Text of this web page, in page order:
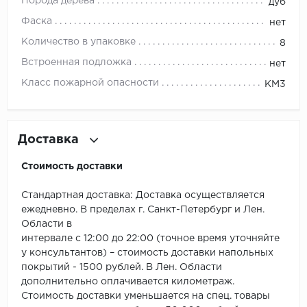
SPC Ideal Flooring
SPC Promo
дуб
Фаска нет
Количество в упаковке 8
Встроенная подложка нет
Класс пожарной опасности КМ3
Доставка
Стоимость доставки
Стандартная доставка: Доставка осуществляется
ежедневно. В пределах г. Санкт-Петербург и Лен.
Области в
интервале с 12:00 до 22:00 (точное время уточняйте
у консультантов) – стоимость доставки напольных
покрытий - 1500 рублей. В Лен. Области
дополнительно оплачивается километраж.
Стоимость доставки уменьшается на спец. товары